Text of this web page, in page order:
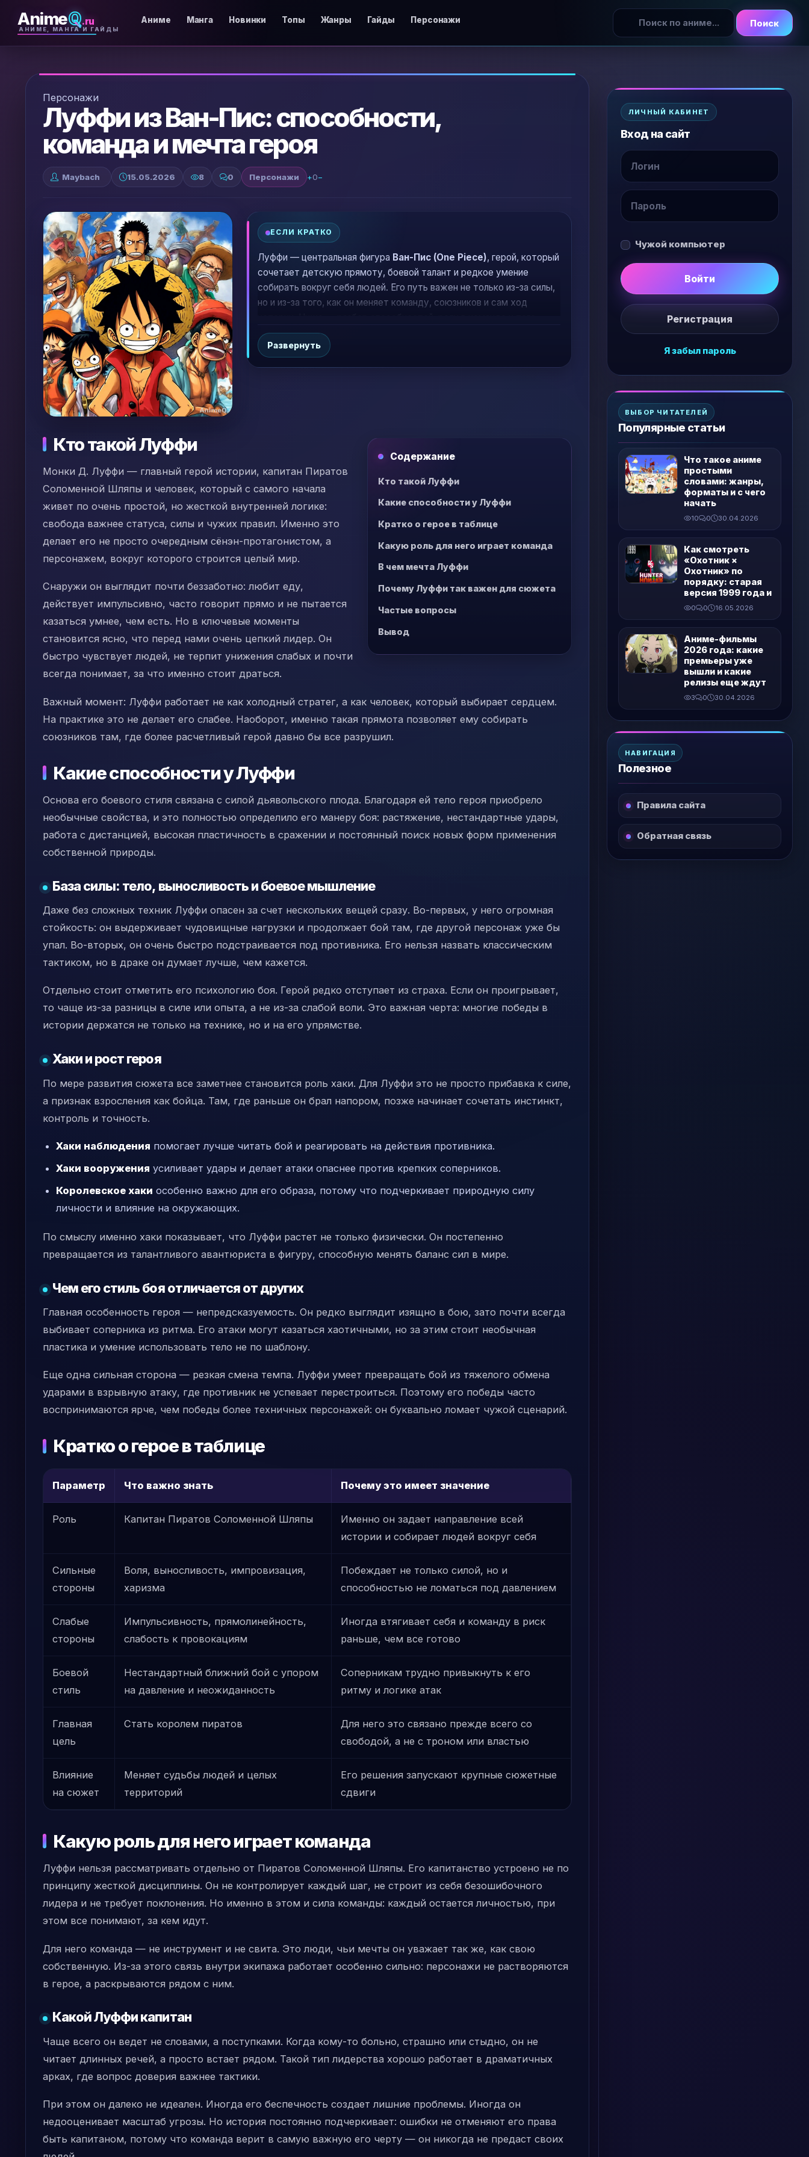
AnimeQ .ru
АНИМЕ, МАНГА И ГАЙДЫ
Аниме Манга Новинки Топы Жанры Гайды Персонажи Поиск
Персонажи
Луффи из Ван-Пис: способности,
команда и мечта героя
Maybach 15.05.2026 8 0 Персонажи +0−
ЕСЛИ КРАТКО
Луффи — центральная фигура Ван-Пис (One Piece), герой, который
сочетает детскую прямоту, боевой талант и редкое умение
собирать вокруг себя людей. Его путь важен не только из-за силы,
но и из-за того, как он меняет команду, союзников и сам ход
почему его мечта значит больше, чем обычная цель стать королем
пиратов.
Развернуть
Содержание
Кто такой Луффи
Какие способности у Луффи
Кратко о герое в таблице
Какую роль для него играет команда
В чем мечта Луффи
Почему Луффи так важен для сюжета
Частые вопросы
Вывод
Кто такой Луффи
Монки Д. Луффи — главный герой истории, капитан Пиратов
Соломенной Шляпы и человек, который с самого начала
живет по очень простой, но жесткой внутренней логике:
свобода важнее статуса, силы и чужих правил. Именно это
делает его не просто очередным сёнэн-протагонистом, а
персонажем, вокруг которого строится целый мир.
Снаружи он выглядит почти беззаботно: любит еду,
действует импульсивно, часто говорит прямо и не пытается
казаться умнее, чем есть. Но в ключевые моменты
становится ясно, что перед нами очень цепкий лидер. Он
быстро чувствует людей, не терпит унижения слабых и почти
всегда понимает, за что именно стоит драться.
Важный момент: Луффи работает не как холодный стратег, а как человек, который выбирает сердцем.
На практике это не делает его слабее. Наоборот, именно такая прямота позволяет ему собирать
союзников там, где более расчетливый герой давно бы все разрушил.
Какие способности у Луффи
Основа его боевого стиля связана с силой дьявольского плода. Благодаря ей тело героя приобрело
необычные свойства, и это полностью определило его манеру боя: растяжение, нестандартные удары,
работа с дистанцией, высокая пластичность в сражении и постоянный поиск новых форм применения
собственной природы.
База силы: тело, выносливость и боевое мышление
Даже без сложных техник Луффи опасен за счет нескольких вещей сразу. Во-первых, у него огромная
стойкость: он выдерживает чудовищные нагрузки и продолжает бой там, где другой персонаж уже бы
упал. Во-вторых, он очень быстро подстраивается под противника. Его нельзя назвать классическим
тактиком, но в драке он думает лучше, чем кажется.
Отдельно стоит отметить его психологию боя. Герой редко отступает из страха. Если он проигрывает,
то чаще из-за разницы в силе или опыта, а не из-за слабой воли. Это важная черта: многие победы в
истории держатся не только на технике, но и на его упрямстве.
Хаки и рост героя
По мере развития сюжета все заметнее становится роль хаки. Для Луффи это не просто прибавка к силе,
а признак взросления как бойца. Там, где раньше он брал напором, позже начинает сочетать инстинкт,
контроль и точность.
Хаки наблюдения помогает лучше читать бой и реагировать на действия противника.
Хаки вооружения усиливает удары и делает атаки опаснее против крепких соперников.
Королевское хаки особенно важно для его образа, потому что подчеркивает природную силу
личности и влияние на окружающих.
По смыслу именно хаки показывает, что Луффи растет не только физически. Он постепенно
превращается из талантливого авантюриста в фигуру, способную менять баланс сил в мире.
Чем его стиль боя отличается от других
Главная особенность героя — непредсказуемость. Он редко выглядит изящно в бою, зато почти всегда
выбивает соперника из ритма. Его атаки могут казаться хаотичными, но за этим стоит необычная
пластика и умение использовать тело не по шаблону.
Еще одна сильная сторона — резкая смена темпа. Луффи умеет превращать бой из тяжелого обмена
ударами в взрывную атаку, где противник не успевает перестроиться. Поэтому его победы часто
воспринимаются ярче, чем победы более техничных персонажей: он буквально ломает чужой сценарий.
Кратко о герое в таблице
Параметр Что важно знать Почему это имеет значение
Роль Капитан Пиратов Соломенной Шляпы
Именно он задает направление всей
истории и собирает людей вокруг себя
Сильные
стороны
Воля, выносливость, импровизация,
харизма
Побеждает не только силой, но и
способностью не ломаться под давлением
Слабые
стороны
Импульсивность, прямолинейность,
слабость к провокациям
Иногда втягивает себя и команду в риск
раньше, чем все готово
Боевой
стиль
Нестандартный ближний бой с упором
на давление и неожиданность
Соперникам трудно привыкнуть к его
ритму и логике атак
Главная
цель
Стать королем пиратов
Для него это связано прежде всего со
свободой, а не с троном или властью
Влияние
на сюжет
Меняет судьбы людей и целых
территорий
Его решения запускают крупные сюжетные
сдвиги
Какую роль для него играет команда
Луффи нельзя рассматривать отдельно от Пиратов Соломенной Шляпы. Его капитанство устроено не по
принципу жесткой дисциплины. Он не контролирует каждый шаг, не строит из себя безошибочного
лидера и не требует поклонения. Но именно в этом и сила команды: каждый остается личностью, при
этом все понимают, за кем идут.
Для него команда — не инструмент и не свита. Это люди, чьи мечты он уважает так же, как свою
собственную. Из-за этого связь внутри экипажа работает особенно сильно: персонажи не растворяются
в герое, а раскрываются рядом с ним.
Какой Луффи капитан
Чаще всего он ведет не словами, а поступками. Когда кому-то больно, страшно или стыдно, он не
читает длинных речей, а просто встает рядом. Такой тип лидерства хорошо работает в драматичных
арках, где вопрос доверия важнее тактики.
При этом он далеко не идеален. Иногда его беспечность создает лишние проблемы. Иногда он
недооценивает масштаб угрозы. Но история постоянно подчеркивает: ошибки не отменяют его права
быть капитаном, потому что команда верит в самую важную его черту — он никогда не предаст своих
ЛИЧНЫЙ КАБИНЕТ
Вход на сайт
Чужой компьютер
Войти
Регистрация
Я забыл пароль
ВЫБОР ЧИТАТЕЛЕЙ
Популярные статьи
Что такое аниме
простыми
словами: жанры,
форматы и с чего
начать
10 0 30.04.2026
Как смотреть
«Охотник ×
Охотник» по
порядку: старая
версия 1999 года и
0 0 16.05.2026
Аниме-фильмы
2026 года: какие
премьеры уже
вышли и какие
релизы еще ждут
3 0 30.04.2026
НАВИГАЦИЯ
Полезное
Правила сайта
Обратная связь